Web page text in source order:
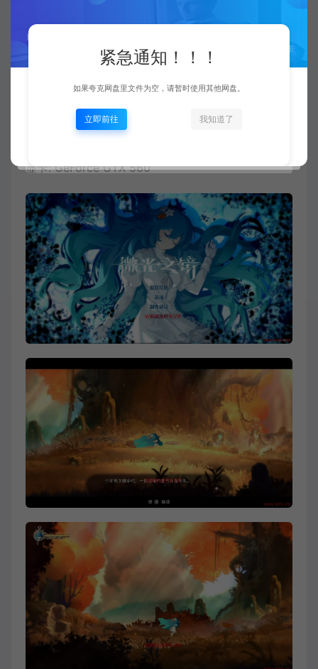
显卡: GeForce 9800GTX+ (1GB)
推荐配置:
处理器: Intel Core i5
显卡: GeForce GTX 560
紧急通知！！！
如果夸克网盘里文件为空，请暂时使用其他网盘。
立即前往 我知道了